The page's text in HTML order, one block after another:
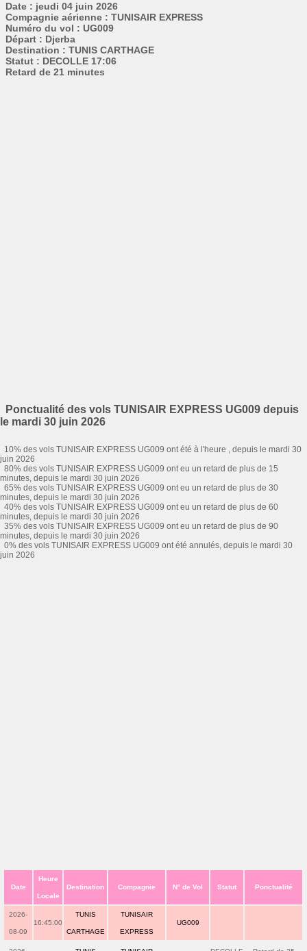
Date : jeudi 04 juin 2026
Compagnie aérienne : TUNISAIR EXPRESS
Numéro du vol : UG009
Départ : Djerba
Destination : TUNIS CARTHAGE
Statut : DECOLLE 17:06
Retard de 21 minutes
Ponctualité des vols TUNISAIR EXPRESS UG009 depuis
le mardi 30 juin 2026
10% des vols TUNISAIR EXPRESS UG009 ont été à l'heure , depuis le mardi 30
juin 2026
80% des vols TUNISAIR EXPRESS UG009 ont eu un retard de plus de 15
minutes, depuis le mardi 30 juin 2026
65% des vols TUNISAIR EXPRESS UG009 ont eu un retard de plus de 30
minutes, depuis le mardi 30 juin 2026
40% des vols TUNISAIR EXPRESS UG009 ont eu un retard de plus de 60
minutes, depuis le mardi 30 juin 2026
35% des vols TUNISAIR EXPRESS UG009 ont eu un retard de plus de 90
minutes, depuis le mardi 30 juin 2026
0% des vols TUNISAIR EXPRESS UG009 ont été annulés, depuis le mardi 30
juin 2026
Date
Heure
Locale
Destination Compagnie N° de Vol Statut Ponctualité
2026-
08-09
16:45:00
TUNIS
CARTHAGE
TUNISAIR
EXPRESS
UG009